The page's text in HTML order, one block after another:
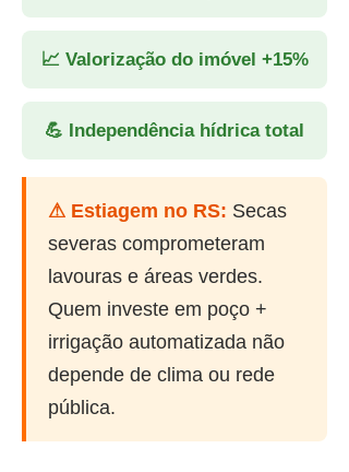
📈 Valorização do imóvel +15%
💪 Independência hídrica total
⚠ Estiagem no RS: Secas
severas comprometeram
lavouras e áreas verdes.
Quem investe em poço +
irrigação automatizada não
depende de clima ou rede
pública.